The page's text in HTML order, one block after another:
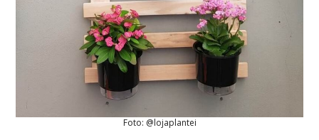
Foto: @lojaplantei